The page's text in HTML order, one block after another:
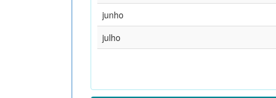
junho
julho